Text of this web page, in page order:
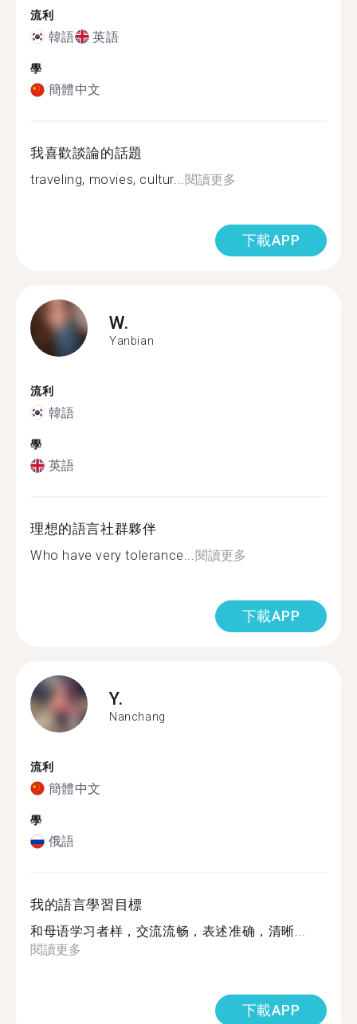
流利
韓語 英語
學
簡體中文
我喜歡談論的話題
traveling, movies, cultur...閱讀更多
下載APP
W.
Yanbian
流利
韓語
學
英語
理想的語言社群夥伴
Who have very tolerance...閱讀更多
下載APP
Y.
Nanchang
流利
簡體中文
學
俄語
我的語言學習目標
和母语学习者样，交流流畅，表述准确，清晰...
閱讀更多
下載APP